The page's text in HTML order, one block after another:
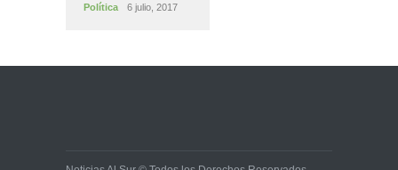
Política 6 julio, 2017